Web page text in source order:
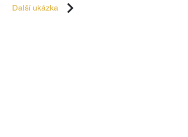
Další ukázka